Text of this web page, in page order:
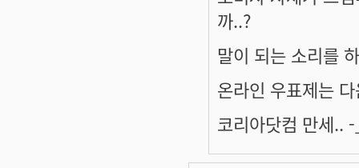
까..?
말이 되는 소리를
온라인 우표제는
코리아닷컴 만세..